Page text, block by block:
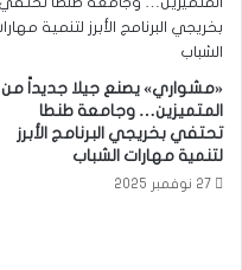
«مشواري» يصنع جيلا جديداً من
المتميزين… وجامعة طنطا
تحتفي بخريجي البرنامج الأبرز
لتنمية مهارات الشباب
27 نوفمبر 2025